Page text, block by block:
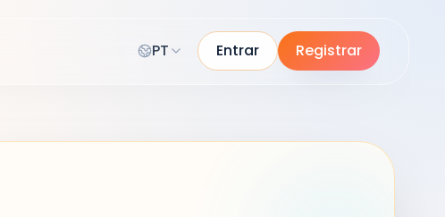
PT Entrar Registrar